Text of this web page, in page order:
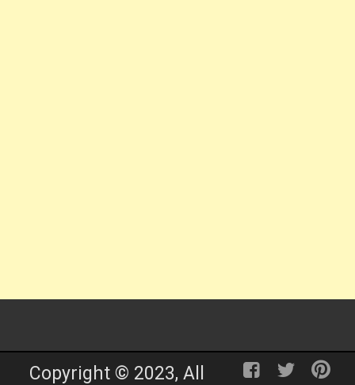
Copyright © 2023, All